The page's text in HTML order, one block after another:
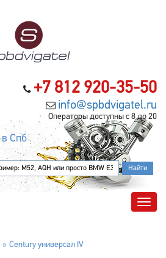
+7 812 920-35-50
info@spbdvigatel.ru
Операторы доступны с 8 до 20
в Спб
Century универсал IV